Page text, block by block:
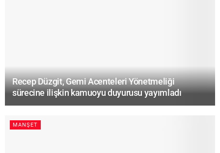
Recep Düzgit, Gemi Acenteleri Yönetmeliği
sürecine ilişkin kamuoyu duyurusu yayımladı
MANŞET